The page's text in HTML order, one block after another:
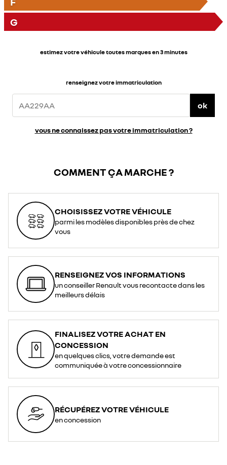
G
estimez votre véhicule toutes marques en 3 minutes
renseignez votre immatriculation
ok
vous ne connaissez pas votre immatriculation ?
COMMENT ÇA MARCHE ?
CHOISISSEZ VOTRE VÉHICULE
parmi les modèles disponibles près de chez
vous
RENSEIGNEZ VOS INFORMATIONS
un conseiller Renault vous recontacte dans les
meilleurs délais
FINALISEZ VOTRE ACHAT EN
CONCESSION
en quelques clics, votre demande est
communiquée à votre concessionnaire
RÉCUPÉREZ VOTRE VÉHICULE
en concession